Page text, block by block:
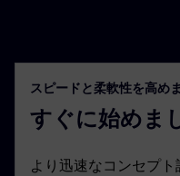
スピードと柔軟性を高め
すぐに始めま
より迅速なコンセプ